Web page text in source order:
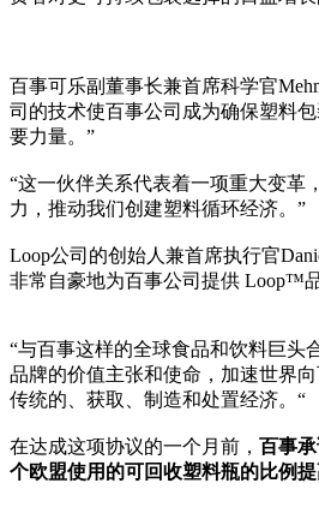
百事可乐副董事长兼首席科学官
司的技术使百事公司成为确保塑料
要力量。”
“这一伙伴关系代表着一项重大变革
力，推动我们创建塑料循环经济。”
Loop公司的创始人兼首席执行官
非常自豪地为百事公司提供 Loop™
“与百事这样的全球食品和饮料巨头
品牌的价值主张和使命，加速世界
传统的、获取、制造和处置经济。“
在达成这项协议的一个月前， 百事
个欧盟使用的可回收塑料瓶的比例提